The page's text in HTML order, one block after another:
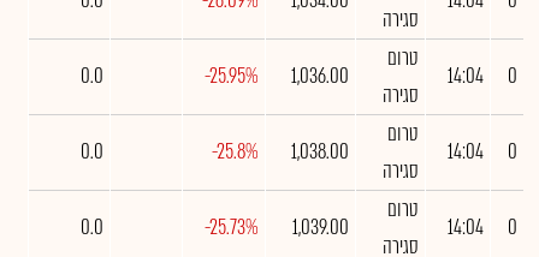
סגירה
0
14:04
טרום
סגירה
1,036.00
-25.95%
0.0
0
14:04
טרום
סגירה
1,038.00
-25.8%
0.0
0
14:04
טרום
סגירה
1,039.00
-25.73%
0.0